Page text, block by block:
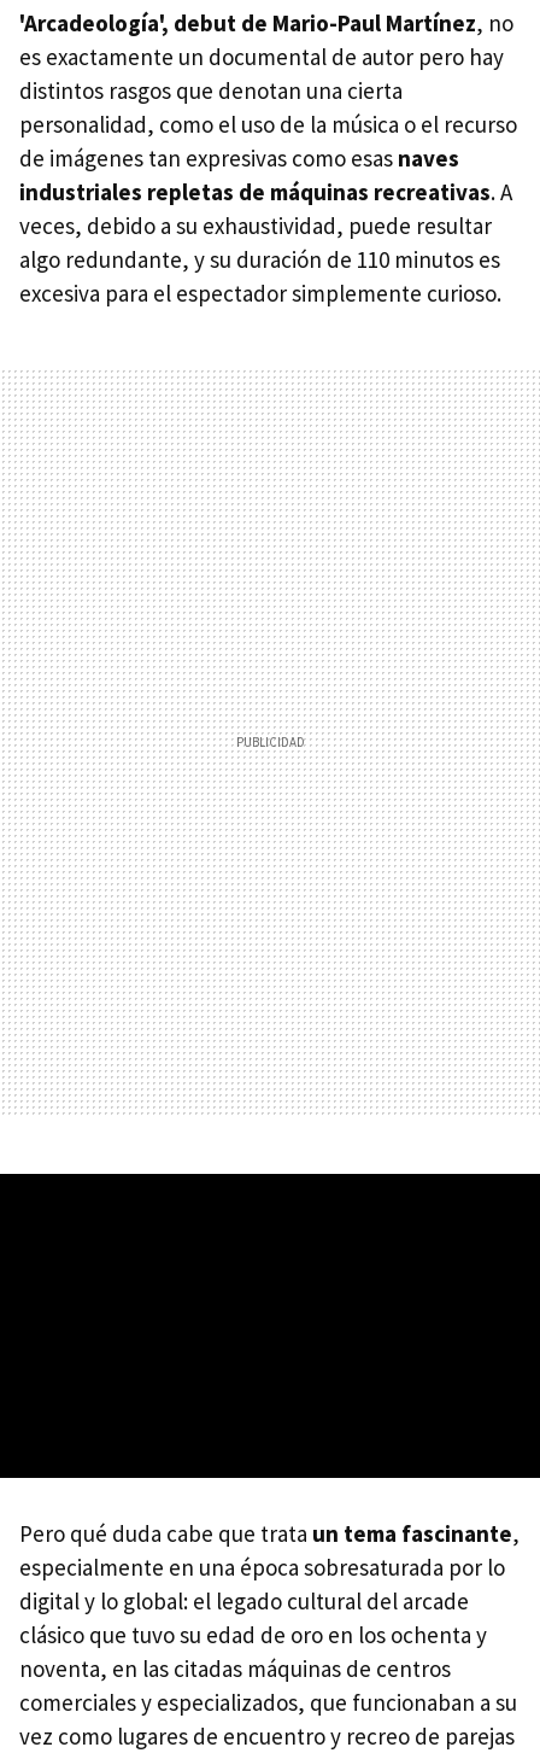
'Arcadeología', debut de Mario-Paul Martínez, no
es exactamente un documental de autor pero hay
distintos rasgos que denotan una cierta
personalidad, como el uso de la música o el recurso
de imágenes tan expresivas como esas naves
industriales repletas de máquinas recreativas. A
veces, debido a su exhaustividad, puede resultar
algo redundante, y su duración de 110 minutos es
excesiva para el espectador simplemente curioso.
Pero qué duda cabe que trata un tema fascinante,
especialmente en una época sobresaturada por lo
digital y lo global: el legado cultural del arcade
clásico que tuvo su edad de oro en los ochenta y
noventa, en las citadas máquinas de centros
comerciales y especializados, que funcionaban a su
vez como lugares de encuentro y recreo de parejas